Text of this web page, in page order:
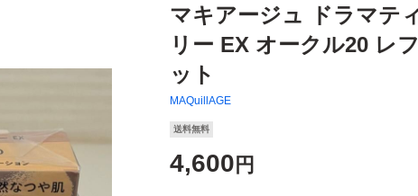
マキアージュ ドラマテ
リー EX オークル20 レ
ット
MAQuillAGE
送料無料
4,600 円